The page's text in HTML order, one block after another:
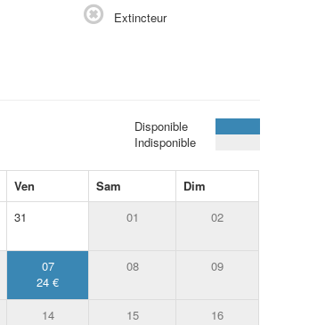
Extincteur
Disponible
Indisponible
Ven Sam
Dim
31 01 02
07
24 €
08 09
14 15 16